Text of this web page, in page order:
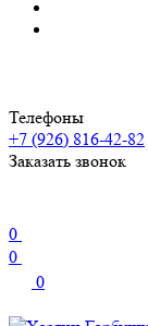
Телефоны
+7 (926) 816-42-82
Заказать звонок
0
0
0